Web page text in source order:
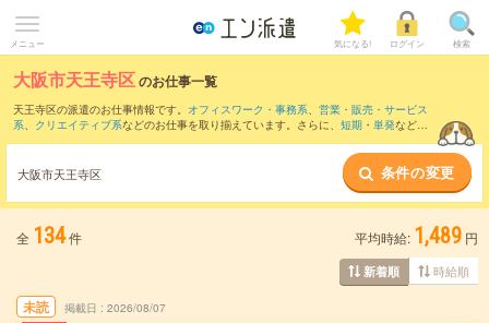
メニュー 気になる! ログイン 検索
大阪市天王寺区のお仕事一覧
天王寺区の派遣のお仕事情報です。 オフィスワーク・事務系、 営業・販売・サービス
系、 クリエイティブ系などのお仕事を取り揃えています。さらに、 短期 ・ 単発などの
また、中央区・浪速区
など隣接エリアのお仕事もご確認い
ただけます。
大阪市天王寺区 条件の変更
全 134件 平均時給: 1,489 円
新着順 時給順
未読 掲載日 2026/08/07